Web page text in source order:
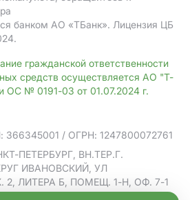
банком АO «ТБанк». Лицензия ЦБ
гражданской ответственности
средств осуществляется АО "Т-
ОС № 0191-03 от 01.07.2024 г.
366345001 / ОГРН: 1247800072761
ПЕТЕРБУРГ, ВН.ТЕР.Г.
ИВАНОВСКИЙ, УЛ
2, ЛИТЕРА Б, ПОМЕЩ. 1-Н, ОФ. 7-1